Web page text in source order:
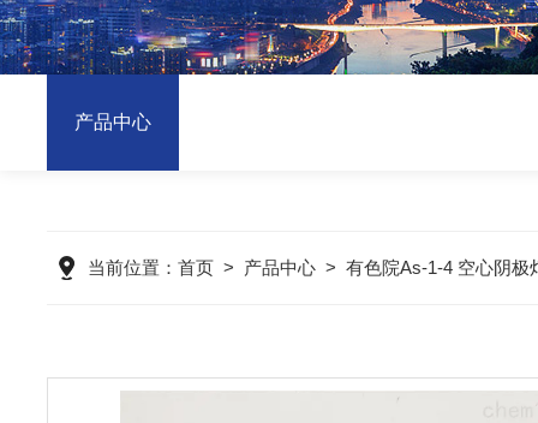
产品中心
当前位置： 首页 > 产品中心 > 有色院As-1-4 空心阴极